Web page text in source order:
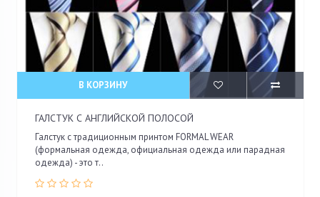
В КОРЗИНУ
ГАЛСТУК С АНГЛИЙСКОЙ ПОЛОСОЙ
Галстук с традиционным принтом FORMAL WEAR
(формальная одежда, официальная одежда или парадная
одежда) - это т..